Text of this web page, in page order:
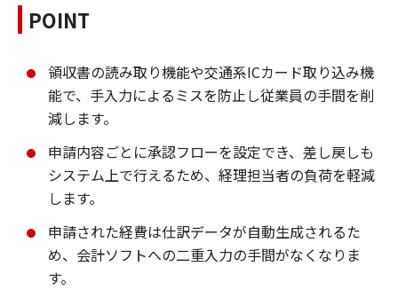
POINT
領収書の読み取り機能や交通系ICカード取り込み機
能で、手入力によるミスを防止し従業員の手間を削
減します。
申請内容ごとに承認フローを設定でき、差し戻しも
システム上で行えるため、経理担当者の負荷を軽減
します。
申請された経費は仕訳データが自動生成されるた
め、会計ソフトへの二重入力の手間がなくなりま
す。